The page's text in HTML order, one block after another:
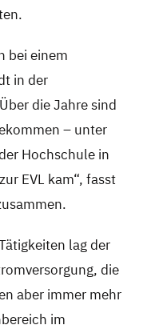
bei einem
in der
die Jahre sind
– unter
Hochschule in
EVL kam“, fasst
lag der
die
aber immer mehr
im